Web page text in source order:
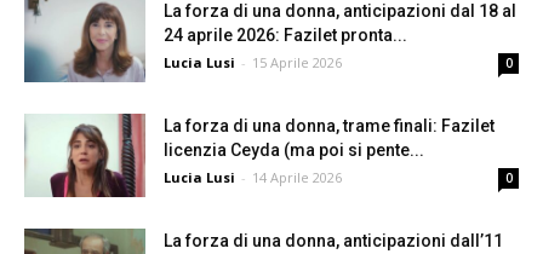
La forza di una donna, anticipazioni dal 18 al
24 aprile 2026: Fazilet pronta...
Lucia Lusi - 15 Aprile 2026 0
La forza di una donna, trame finali: Fazilet
licenzia Ceyda (ma poi si pente...
Lucia Lusi - 14 Aprile 2026 0
La forza di una donna, anticipazioni dall’11